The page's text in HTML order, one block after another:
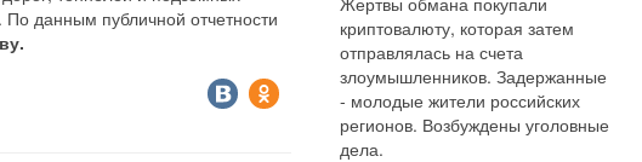
данным публичной отчетности
криптовалюту, которая затем
отправлялась на счета
злоумышленников. Задержанные
- молодые жители российских
регионов. Возбуждены уголовные
дела.